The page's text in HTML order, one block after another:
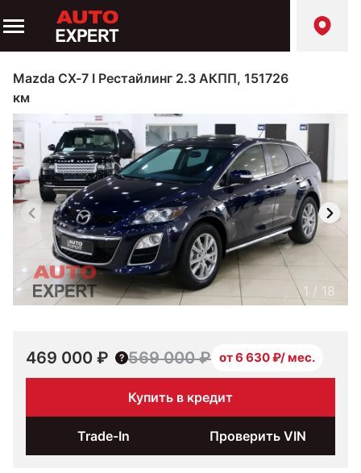
Mazda CX-7 I Рестайлинг 2.3 АКПП, 151726
км
1 / 18
469 000 ₽ 569 000 ₽ от 6 630 ₽/ мес.
Купить в кредит
Trade-In Проверить VIN